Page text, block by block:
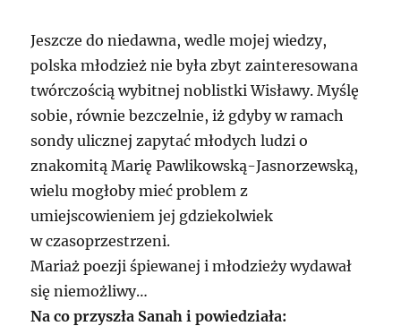
Jeszcze do niedawna, wedle mojej wiedzy,
polska młodzież nie była zbyt zainteresowana
twórczością wybitnej noblistki Wisławy. Myślę
sobie, równie bezczelnie, iż gdyby w ramach
sondy ulicznej zapytać młodych ludzi o
znakomitą Marię Pawlikowską-Jasnorzewską,
wielu mogłoby mieć problem z
umiejscowieniem jej gdziekolwiek
w czasoprzestrzeni.
Mariaż poezji śpiewanej i młodzieży wydawał
się niemożliwy…
Na co przyszła Sanah i powiedziała: